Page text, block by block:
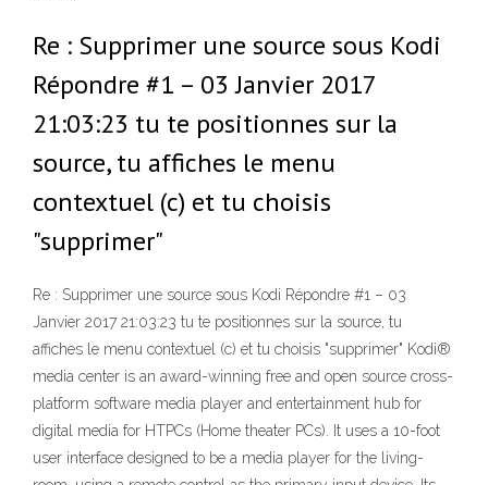
Re : Supprimer une source sous Kodi
Répondre #1 – 03 Janvier 2017
21:03:23 tu te positionnes sur la
source, tu affiches le menu
contextuel (c) et tu choisis
"supprimer"
Re : Supprimer une source sous Kodi Répondre #1 – 03
Janvier 2017 21:03:23 tu te positionnes sur la source, tu
affiches le menu contextuel (c) et tu choisis "supprimer" Kodi®
media center is an award-winning free and open source cross-
platform software media player and entertainment hub for
digital media for HTPCs (Home theater PCs). It uses a 10-foot
user interface designed to be a media player for the living-